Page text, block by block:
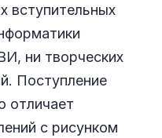
вступительных
ни творческих
Поступление
отличает
с рисунком